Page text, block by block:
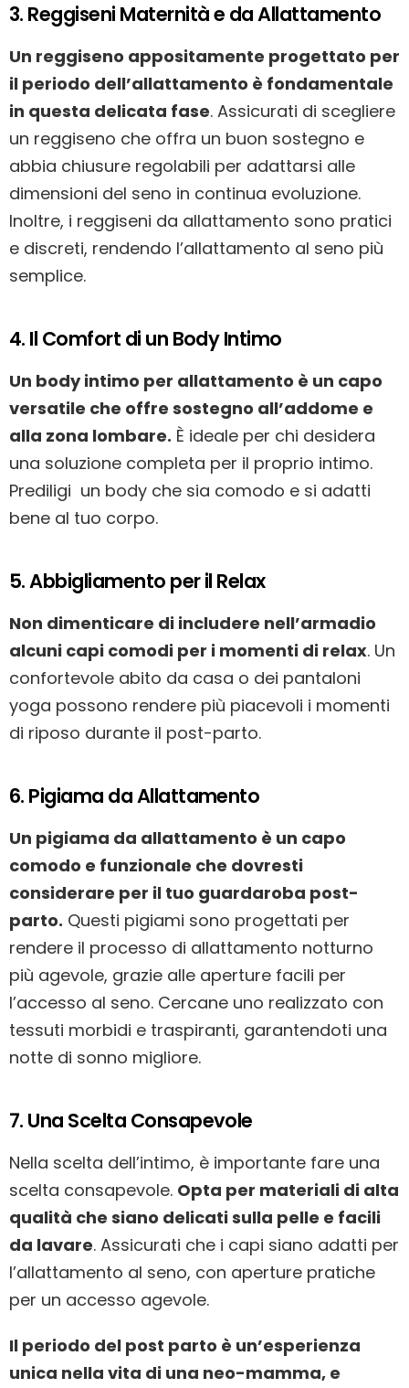
3. Reggiseni Maternità e da Allattamento
Un reggiseno appositamente progettato per
il periodo dell’allattamento è fondamentale
in questa delicata fase. Assicurati di scegliere
un reggiseno che offra un buon sostegno e
abbia chiusure regolabili per adattarsi alle
dimensioni del seno in continua evoluzione.
Inoltre, i reggiseni da allattamento sono pratici
e discreti, rendendo l’allattamento al seno più
semplice.
4. Il Comfort di un Body Intimo
Un body intimo per allattamento è un capo
versatile che offre sostegno all’addome e
alla zona lombare. È ideale per chi desidera
una soluzione completa per il proprio intimo.
Prediligi un body che sia comodo e si adatti
bene al tuo corpo.
5. Abbigliamento per il Relax
Non dimenticare di includere nell’armadio
alcuni capi comodi per i momenti di relax. Un
confortevole abito da casa o dei pantaloni
yoga possono rendere più piacevoli i momenti
di riposo durante il post-parto.
6. Pigiama da Allattamento
Un pigiama da allattamento è un capo
comodo e funzionale che dovresti
considerare per il tuo guardaroba post-
parto. Questi pigiami sono progettati per
rendere il processo di allattamento notturno
più agevole, grazie alle aperture facili per
l’accesso al seno. Cercane uno realizzato con
tessuti morbidi e traspiranti, garantendoti una
notte di sonno migliore.
7. Una Scelta Consapevole
Nella scelta dell’intimo, è importante fare una
scelta consapevole. Opta per materiali di alta
qualità che siano delicati sulla pelle e facili
da lavare. Assicurati che i capi siano adatti per
l’allattamento al seno, con aperture pratiche
per un accesso agevole.
Il periodo del post parto è un’esperienza
unica nella vita di una neo-mamma, e